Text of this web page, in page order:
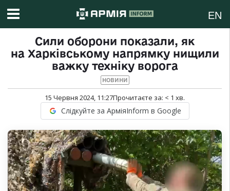
EN
Сили оборони показали, як
на Харківському напрямку нищили
важку техніку ворога
НОВИНИ
15 Червня 2024, 11:27Прочитаєте за: < 1 хв.
Слідкуйте за АрміяInform в Google